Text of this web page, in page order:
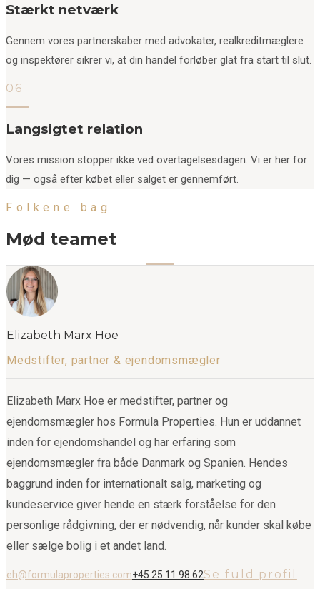
Stærkt netværk
Gennem vores partnerskaber med advokater, realkreditmæglere
og inspektører sikrer vi, at din handel forløber glat fra start til slut.
06
Langsigtet relation
Vores mission stopper ikke ved overtagelsesdagen. Vi er her for
dig — også efter købet eller salget er gennemført.
Folkene bag
Mød teamet
Elizabeth Marx Hoe
Medstifter, partner & ejendomsmægler
Elizabeth Marx Hoe er medstifter, partner og
ejendomsmægler hos Formula Properties. Hun er uddannet
inden for ejendomshandel og har erfaring som
ejendomsmægler fra både Danmark og Spanien. Hendes
baggrund inden for internationalt salg, marketing og
kundeservice giver hende en stærk forståelse for den
personlige rådgivning, der er nødvendig, når kunder skal købe
eller sælge bolig i et andet land.
eh@formulaproperties.com+45 25 11 98 62Se fuld profil